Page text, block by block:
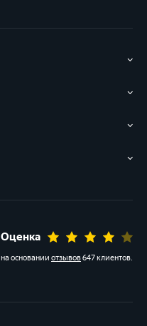
Оценка
на основании отзывов647 клиентов.